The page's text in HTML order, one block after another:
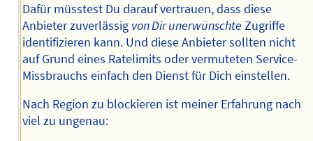
Dafür müsstest Du darauf vertrauen, dass diese
Anbieter zuverlässig von Dir unerwünschte Zugriffe
identifizieren kann. Und diese Anbieter sollten nicht
auf Grund eines Ratelimits oder vermuteten Service-
Missbrauchs einfach den Dienst für Dich einstellen.
Nach Region zu blockieren ist meiner Erfahrung nach
viel zu ungenau: